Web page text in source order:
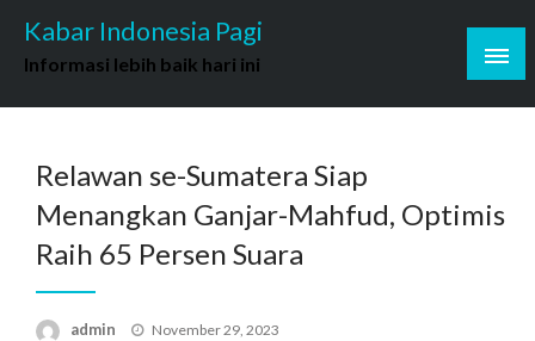
content
Kabar Indonesia Pagi
Informasi lebih baik hari ini
Relawan se-Sumatera Siap
Menangkan Ganjar-Mahfud, Optimis
Raih 65 Persen Suara
admin
Posted
November 29, 2023